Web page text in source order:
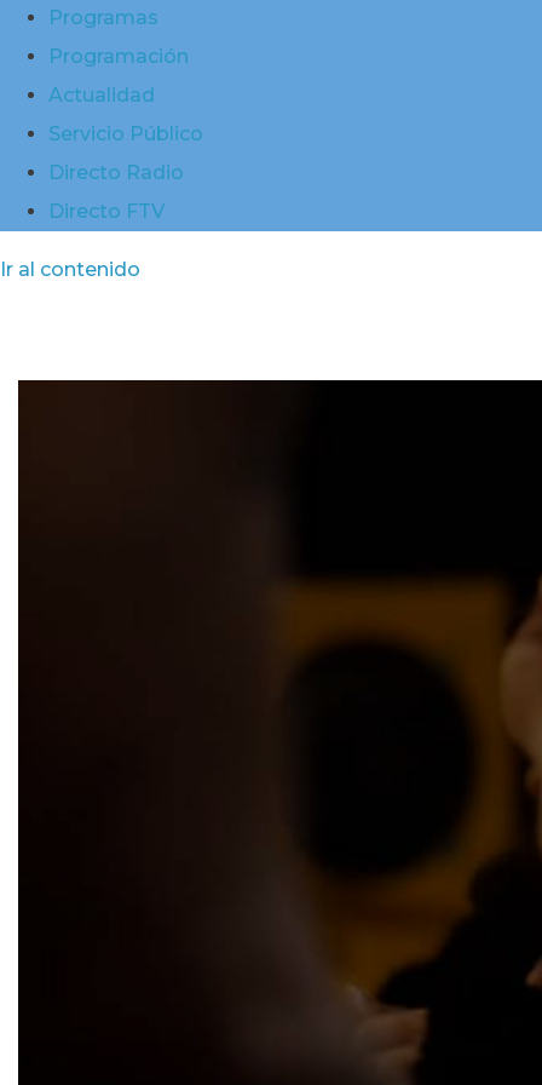
Programas
Programación
Actualidad
Servicio Público
Directo Radio
Directo FTV
Ir al contenido